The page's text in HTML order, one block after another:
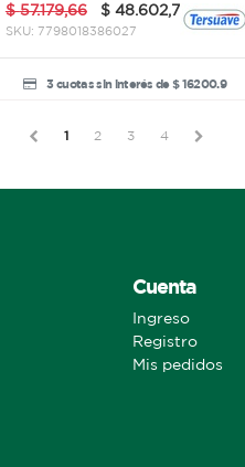
$57.179,66 $ 48.602,71
SKU: 7798018386027
3 cuotas sin interés de $ 16200.9
1 2 3 4
Cuenta
Ingreso
Registro
Mis pedidos